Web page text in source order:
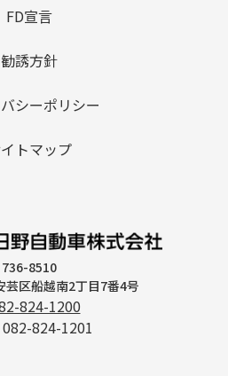
736-8510
芸区船越南2丁目7番4号
824-1200
082-824-1201
FD宣言
勧誘方針
シーポリシー
トマップ